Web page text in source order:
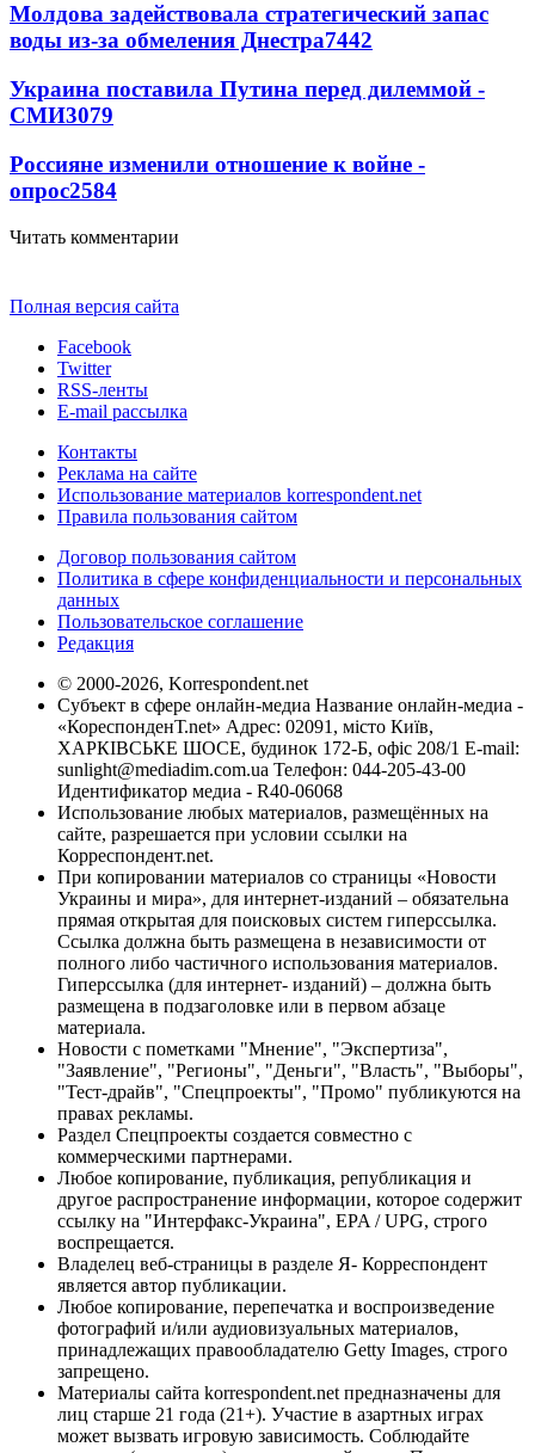
Молдова задействовала стратегический запас
воды из-за обмеления Днестра7442
Украина поставила Путина перед дилеммой -
СМИ3079
Россияне изменили отношение к войне -
опрос2584
Читать комментарии
Полная версия сайта
Facebook
Twitter
RSS-ленты
E-mail рассылка
Контакты
Реклама на сайте
Использование материалов korrespondent.net
Правила пользования сайтом
Договор пользования сайтом
Политика в сфере конфиденциальности и персональных
данных
Пользовательское соглашение
Редакция
© 2000-2026, Korrespondent.net
Субъект в сфере онлайн-медиа Название онлайн-медиа -
«КореспонденТ.net» Адрес: 02091, місто Київ,
ХАРКІВСЬКЕ ШОСЕ, будинок 172-Б, офіс 208/1 E-mail:
sunlight@mediadim.com.ua Телефон: 044-205-43-00
Идентификатор медиа - R40-06068
Использование любых материалов, размещённых на
сайте, разрешается при условии ссылки на
Корреспондент.net.
При копировании материалов со страницы «Новости
Украины и мира», для интернет-изданий – обязательна
прямая открытая для поисковых систем гиперссылка.
Ссылка должна быть размещена в независимости от
полного либо частичного использования материалов.
Гиперссылка (для интернет- изданий) – должна быть
размещена в подзаголовке или в первом абзаце
материала.
Новости с пометками "Мнение", "Экспертиза",
"Заявление", "Регионы", "Деньги", "Власть", "Выборы",
"Тест-драйв", "Спецпроекты", "Промо" публикуются на
правах рекламы.
Раздел Спецпроекты создается совместно с
коммерческими партнерами.
Любое копирование, публикация, републикация и
другое распространение информации, которое содержит
ссылку на "Интерфакс-Украина", EPA / UPG, строго
воспрещается.
Владелец веб-страницы в разделе Я- Корреспондент
является автор публикации.
Любое копирование, перепечатка и воспроизведение
фотографий и/или аудиовизуальных материалов,
принадлежащих правообладателю Getty Images, строго
запрещено.
Материалы сайта korrespondent.net предназначены для
лиц старше 21 года (21+). Участие в азартных играх
может вызвать игровую зависимость. Соблюдайте